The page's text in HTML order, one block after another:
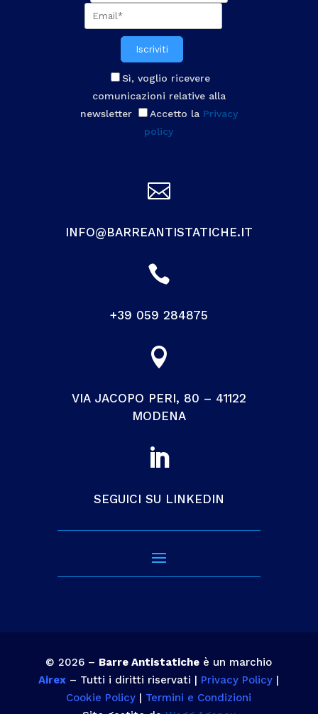
Iscriviti
Sì, voglio ricevere
comunicazioni relative alla
newsletter
Accetto la Privacy
policy

INFO@BARREANTISTATICHE.IT

+39 059 284875

VIA JACOPO PERI, 80 – 41122
MODENA

SEGUICI SU LINKEDIN
© 2026 – Barre Antistatiche è un marchio
Airex – Tutti i diritti riservati | Privacy Policy |
Cookie Policy | Termini e Condizioni